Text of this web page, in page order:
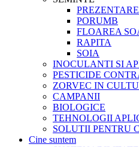
PORUMB
FLOAREA
RAPITA
SOIA
INOCULANTI SI
PESTICIDE
ZORVEC IN
CAMPANII
BIOLOGICE
TEHNOLOGII
SOLUTII PENTRU
Cine suntem